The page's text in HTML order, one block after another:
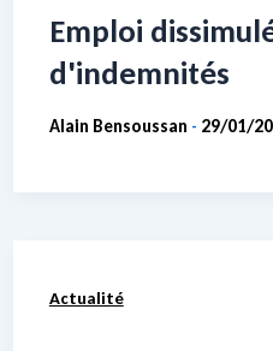
Emploi
d'indemnités
Alain Bensoussan - 29/01/
Actualité